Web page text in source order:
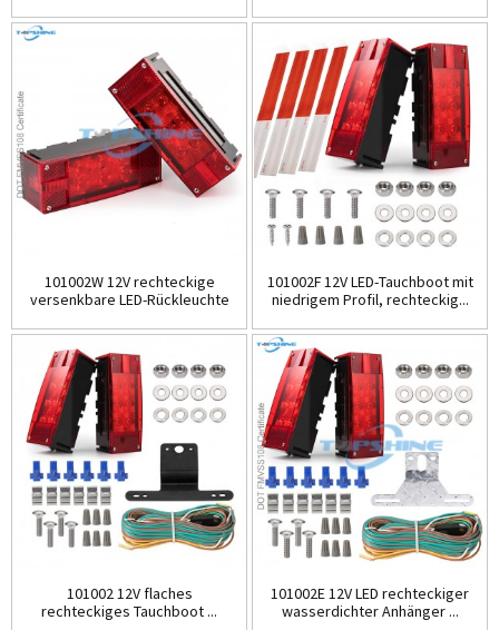
101002W 12V rechteckige
versenkbare LED-Rückleuchte
101002F 12V LED-Tauchboot mit
niedrigem Profil, rechteckig...
101002 12V flaches
rechteckiges Tauchboot ...
101002E 12V LED rechteckiger
wasserdichter Anhänger ...